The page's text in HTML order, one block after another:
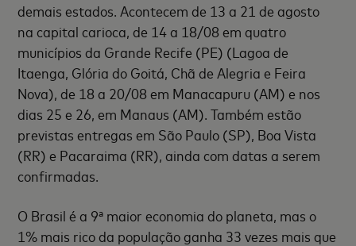
demais estados. Acontecem de 13 a 21 de agosto
na capital carioca, de 14 a 18/08 em quatro
municípios da Grande Recife (PE) (Lagoa de
Itaenga, Glória do Goitá, Chã de Alegria e Feira
Nova), de 18 a 20/08 em Manacapuru (AM) e nos
dias 25 e 26, em Manaus (AM). Também estão
previstas entregas em São Paulo (SP), Boa Vista
(RR) e Pacaraima (RR), ainda com datas a serem
confirmadas.
O Brasil é a 9ª maior economia do planeta, mas o
1% mais rico da população ganha 33 vezes mais que